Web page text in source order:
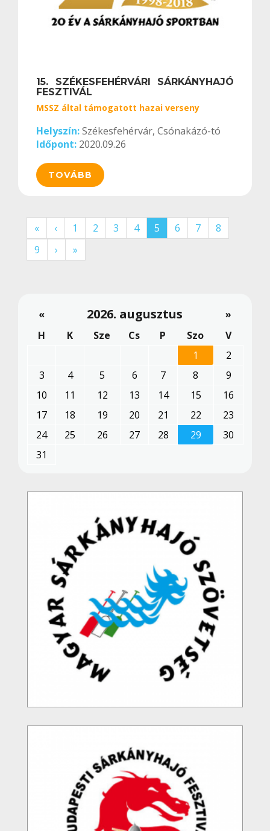
15. SZÉKESFEHÉRVÁRI SÁRKÁNYHAJÓ
FESZTIVÁL
MSSZ által támogatott hazai verseny
Helyszín:Székesfehérvár, Csónakázó-tó
Időpont: 2020.09.26
TOVÁBB
« ‹ 1 2 3 4 5 6 7
8
9
› »
« 2026. augusztus
»
H
K Sze Cs P Szo
V
1
2
3
4 5 6 7 8
9
10
11 12 13 14 15
16
17
18 19 20 21 22
23
24
25 26 27 28 29
30
31